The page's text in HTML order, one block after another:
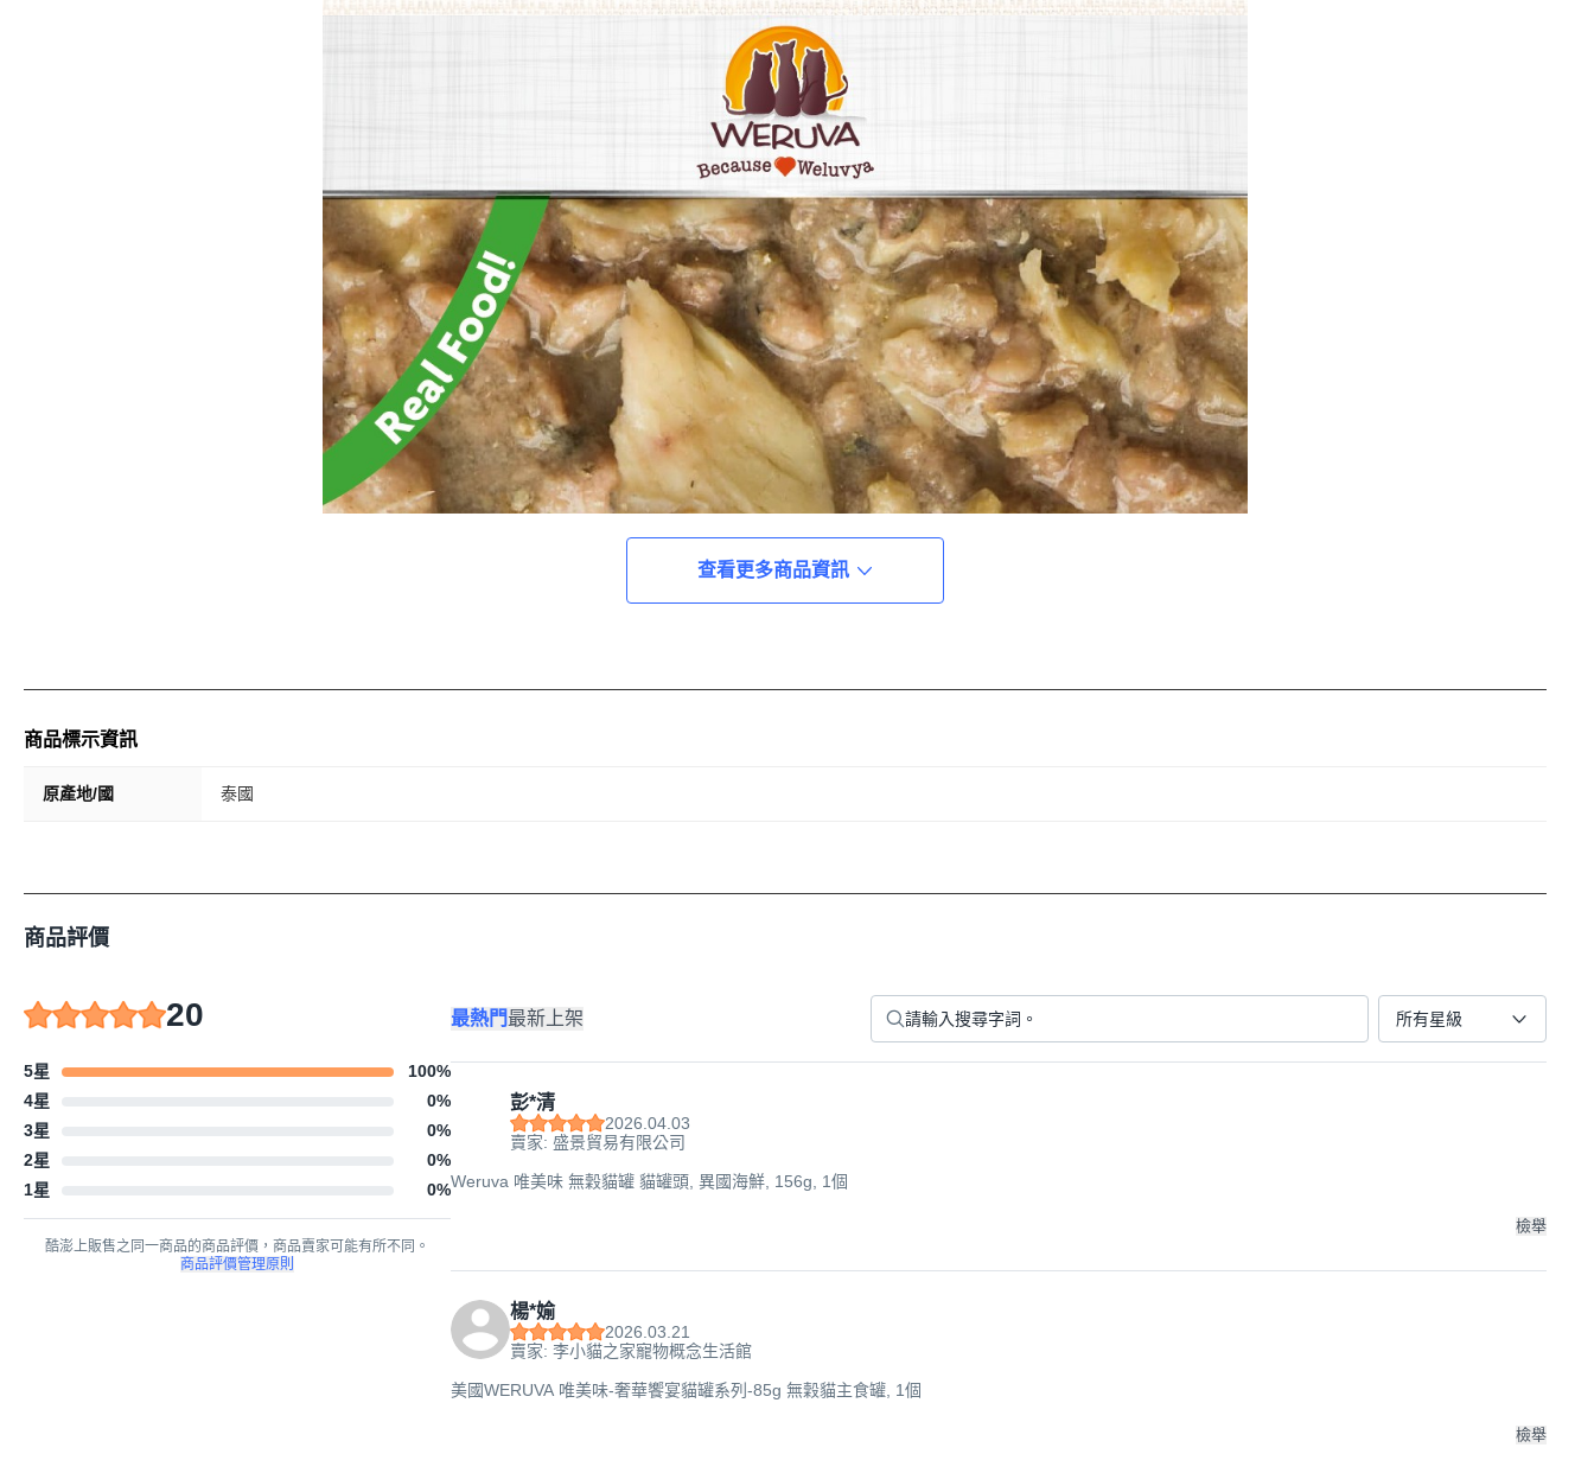
查看更多商品資訊
商品標示資訊
原產地/國 泰國
商品評價
20
5星 100%
4星
0%
3星
0%
2星
0%
1星
0%
酷澎上販售之同一商品的商品評價，商品賣家可能有所不同。
商品評價管理原則
最熱門最新上架 所有星級
彭*清
2026.04.03
賣家: 盛景貿易有限公司
Weruva 唯美味 無穀貓罐 貓罐頭, 異國海鮮, 156g, 1個
檢舉
楊*媮
2026.03.21
賣家: 李小貓之家寵物概念生活館
美國WERUVA 唯美味-奢華饗宴貓罐系列-85g 無穀貓主食罐, 1個
檢舉